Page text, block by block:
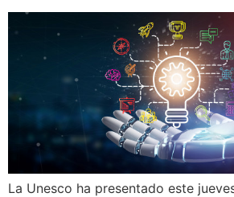
La Unesco ha presentado este